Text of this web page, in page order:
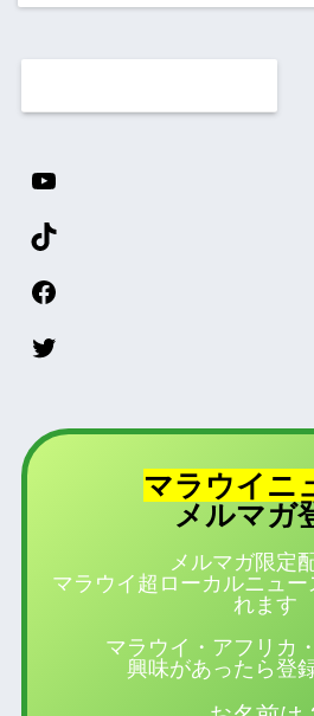
マラウイニ
メルマガ
メルマガ限定
マラウイ超ローカルニュー
れます
マラウイ・アフリカ
興味があったら登